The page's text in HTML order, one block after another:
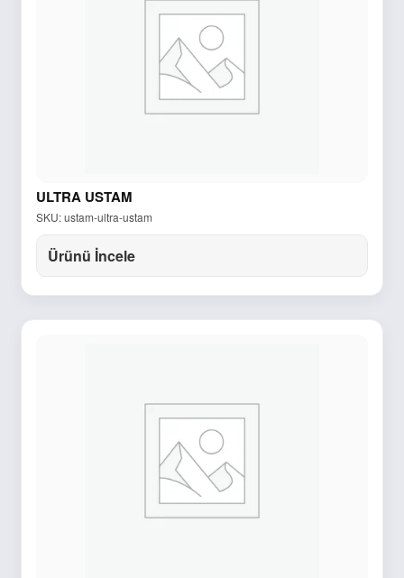
ULTRA USTAM
SKU: ustam-ultra-ustam
Ürünü İncele